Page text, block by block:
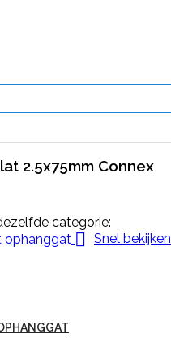
2.5x75mm Connex
categorie:
 Snel bekijken